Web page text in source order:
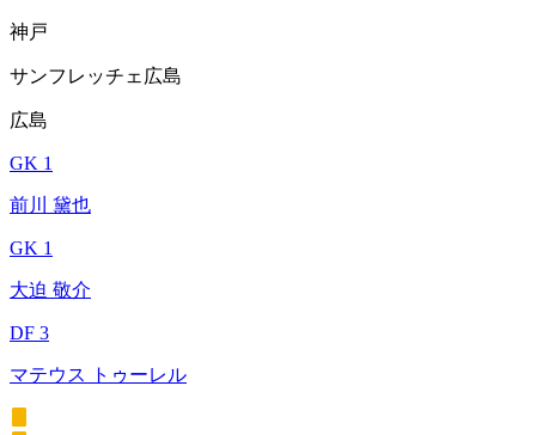
神戸
サンフレッチェ広島
広島
GK 1
前川 黛也
GK 1
大迫 敬介
DF 3
マテウス トゥーレル